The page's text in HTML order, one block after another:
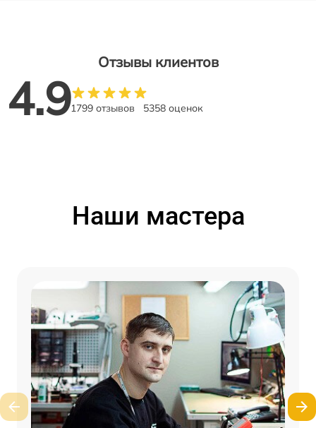
Отзывы клиентов
4.91799 отзывов 5358 оценок
Наши мастера